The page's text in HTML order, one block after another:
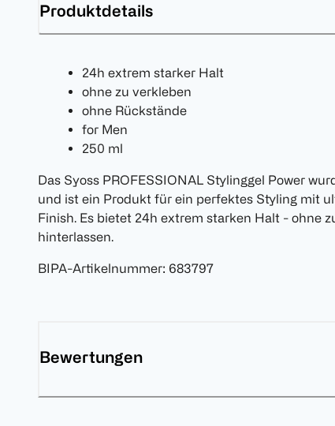
Produktdetails
24h extrem starker Halt
ohne zu verkleben
ohne Rückstände
for Men
250 ml
Das Syoss PROFESSIONAL Stylinggel Power
und ist ein Produkt für ein perfektes Styling mit
Finish. Es bietet 24h extrem starken Halt - ohne
hinterlassen.
BIPA-Artikelnummer: 683797
Bewertungen